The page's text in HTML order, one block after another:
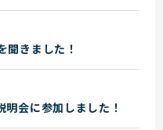
聞きました！
会に参加しました！